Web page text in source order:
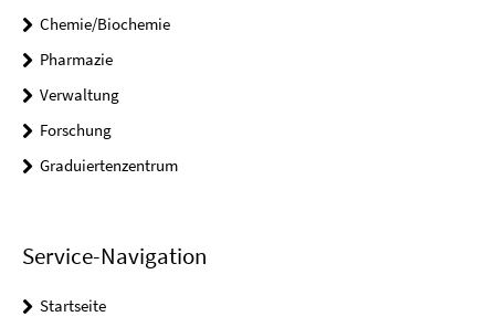
Chemie/Biochemie
Pharmazie
Verwaltung
Forschung
Graduiertenzentrum
Service-Navigation
Startseite